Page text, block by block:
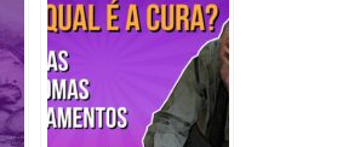
Luiz Carneiro (CRM
22.761)